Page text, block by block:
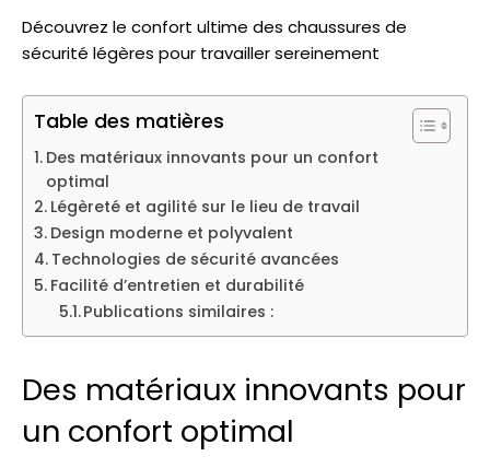
Découvrez le confort ultime des chaussures de
sécurité légères pour travailler sereinement
Table des matières
Des matériaux innovants pour un confort
optimal
Légèreté et agilité sur le lieu de travail
Design moderne et polyvalent
Technologies de sécurité avancées
Facilité d’entretien et durabilité
Publications similaires :
Des matériaux innovants pour
un confort optimal